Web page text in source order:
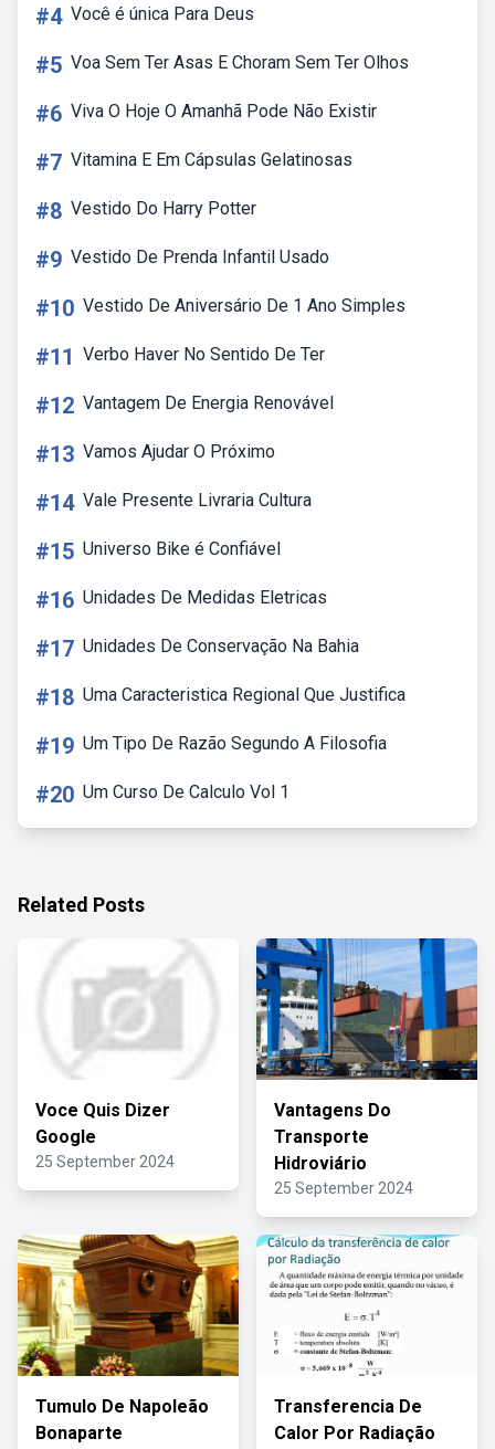
#4 Você é única Para Deus
#5 Voa Sem Ter Asas E Choram Sem Ter Olhos
#6 Viva O Hoje O Amanhã Pode Não Existir
#7 Vitamina E Em Cápsulas Gelatinosas
#8 Vestido Do Harry Potter
#9 Vestido De Prenda Infantil Usado
#10 Vestido De Aniversário De 1 Ano Simples
#11 Verbo Haver No Sentido De Ter
#12 Vantagem De Energia Renovável
#13 Vamos Ajudar O Próximo
#14 Vale Presente Livraria Cultura
#15 Universo Bike é Confiável
#16 Unidades De Medidas Eletricas
#17 Unidades De Conservação Na Bahia
#18 Uma Caracteristica Regional Que Justifica
#19 Um Tipo De Razão Segundo A Filosofia
#20 Um Curso De Calculo Vol 1
Related Posts
Voce Quis Dizer
Google
25 September 2024
Vantagens Do
Transporte
Hidroviário
25 September 2024
Tumulo De Napoleão
Bonaparte
Transferencia De
Calor Por Radiação